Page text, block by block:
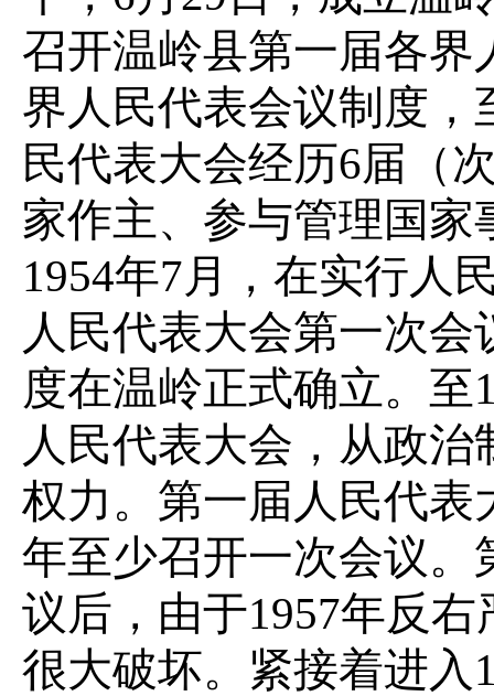
召开温岭县第一届各
界人民代表会议制度，
民代表大会经历6届（
家作主、参与管理国
1954年7月，在实行人
人民代表大会第一次
度在温岭正式确立。至
人民代表大会，从政
权力。第一届人民代
年至少召开一次会议
议后，由于1957年反
很大破坏。紧接着进入